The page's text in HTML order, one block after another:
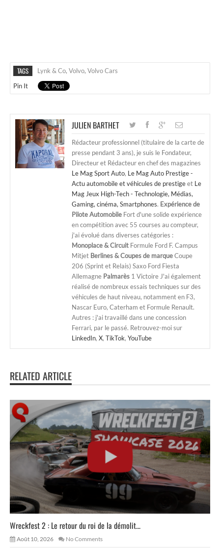
TAGS Lynk & Co, Volvo, Volvo Cars
Pin It
JULIEN BARTHET
Rédacteur professionnel (titulaire de la carte de
presse pendant 3 ans), je suis le Fondateur,
Directeur et Rédacteur en chef des magazines
Le Mag Sport Auto, Le Mag Auto Prestige -
Actu automobile et véhicules de prestigeet Le
Mag Jeux High-Tech - Technologie, Médias,
Gaming, cinéma, Smartphones. Expérience de
Pilote Automobile Fort d'une solide expérience
en compétition avec 55 courses au compteur,
j'ai évolué dans diverses catégories :
Monoplace & Circuit Formule Ford F. Campus
Mitjet Berlines & Coupes de marqueCoupe
206 (Sprint et Relais) Saxo Ford Fiesta
Allemagne Palmarès 1 Victoire J'ai également
réalisé de nombreux essais techniques sur des
véhicules de haut niveau, notamment en F3,
Nascar Euro, Caterham et Formule Renault.
Autres : j'ai travaillé dans une concession
Ferrari, par le passé. Retrouvez-moi sur
LinkedIn, X, TikTok, YouTube
RELATED ARTICLE
Wreckfest 2 : Le retour du roi de la démolit...
Août 10, 2026 No Comments